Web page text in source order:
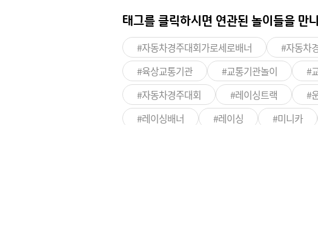
태그를 클릭하시면 연관된 놀이들을 만
#자동차경주대회가로세로배너 #자동차
#육상교통기관
#교통기관놀이 #
#자동차경주대회
#레이싱트랙 #
#레이싱배너
#레이싱 #미니카